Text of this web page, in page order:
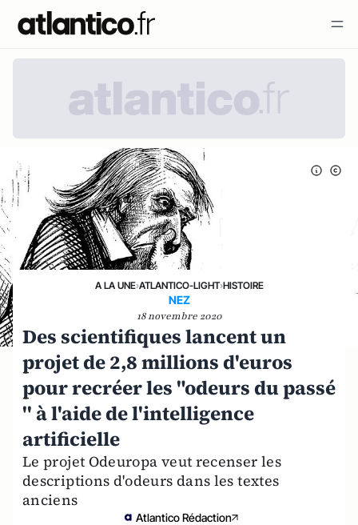
A LA UNE›ATLANTICO-LIGHT›HISTOIRE
NEZ
18 novembre 2020
Des scientifiques lancent un
projet de 2,8 millions d'euros
pour recréer les "odeurs du passé
'' à l'aide de l'intelligence
artificielle
Le projet Odeuropa veut recenser les
descriptions d'odeurs dans les textes
anciens
Atlantico Rédaction